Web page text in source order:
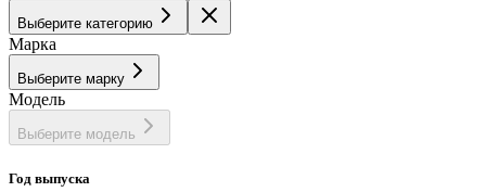
Выберите категорию
Марка
Выберите марку
Модель
Выберите модель
Год выпуска